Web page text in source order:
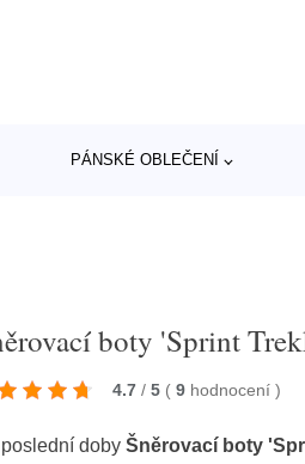
PÁNSKÉ OBLEČENÍ
boty 'Sprint
4.7 / 5 ( 9 hodnocení)
poslední dobyŠněrovací boty